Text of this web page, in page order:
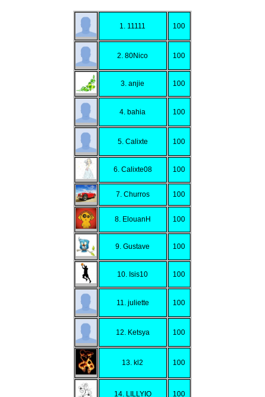
1. 11111 100
2. 80Nico 100
3. anjie 100
4. bahia 100
5. Calixte 100
6. Calixte08 100
7. Churros 100
8. ElouanH 100
9. Gustave 100
10. Isis10 100
11. juliette 100
12. Ketsya 100
13. kl2 100
14. LILLYIO 100